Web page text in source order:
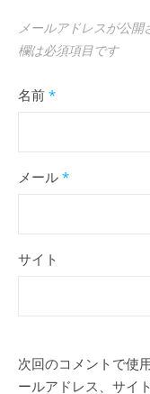
メールアドレスが公開
欄は必須項目です
名前 *
メール *
サイト
次回のコメントで使
ールアドレス、サイ